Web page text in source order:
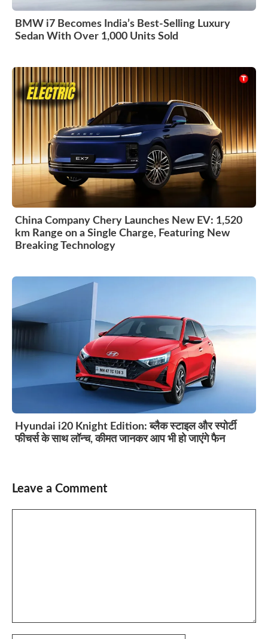
BMW i7 Becomes India’s Best-Selling Luxury
Sedan With Over 1,000 Units Sold
China Company Chery Launches New EV: 1,520
km Range on a Single Charge, Featuring New
Breaking Technology
Hyundai i20 Knight Edition: ब्लैक स्टाइल और स्पोर्टी
फीचर्स के साथ लॉन्च, कीमत जानकर आप भी हो जाएंगे फैन
Leave a Comment